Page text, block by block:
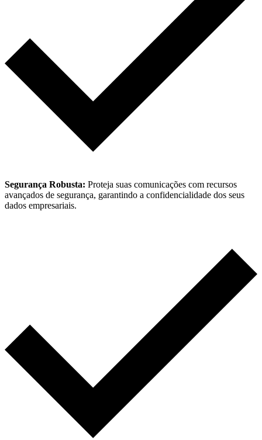
Segurança Robusta: Proteja suas comunicações com recursos
avançados de segurança, garantindo a confidencialidade dos seus
dados empresariais.